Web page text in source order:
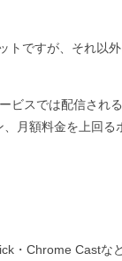
トですが、それ以
ビスでは配信され
月額料金を上回
・Chrome Castな